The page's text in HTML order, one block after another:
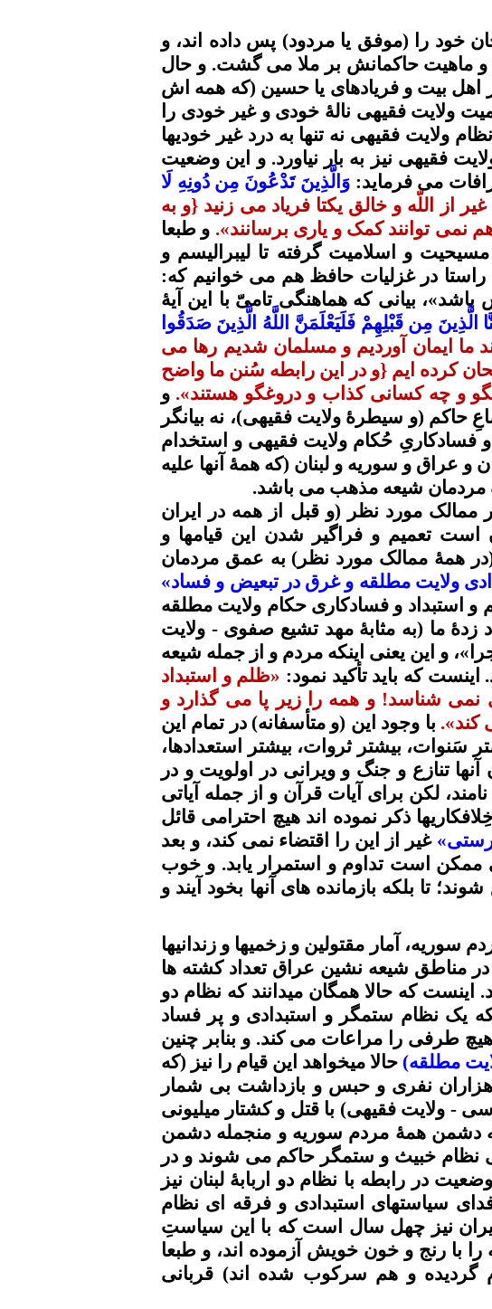
خود را (موفق یا مردود) پس داده اند، و
ماهیت حاکمانش بر ملا می گشت. و حال
بیت و فریادهای یا حسین (که همه اش
ولایتفقیهی نالۀ خودی و غیر خودی را
ولایت فقیهی نه تنها به درد غیر خودیها
فقیهی نیز به بار نیاورد. و این وضعیت
می فرماید: وَالَّذِينَ تَدْعُونَ مِن دُونِهِ لَا
غیر از اللّه و خالق یکتا فریاد می زنید {و به
نمی توانند کمک و یاری برسانند». و طبعا
و اسلامیت گرفته تا لیبرالیسم و
در غزلیات حافظهم می خوانیم که:
بیانی که هماهنگیتامیّ با این آیۀ
الَّذِينَ مِن قَبْلِهِمْ فَلَيَعْلَمَنَّ اللَّهُ الَّذِينَ صَدَقُوا
ما ايمان آورديم و مسلمان شديم رها می
کرده ایم {و در این رابطه سُنن ما واضح
و چه کسانى کذاب و دروغگو هستند». و
حاکم (و سیطرۀ ولایتفقیهی)، نه بیانگر
وفسادکاریِ حُکام ولایت فقیهی و استخدام
و عراق و سوریه و لبنان (که همۀ آنها علیه
مردمان شیعه مذهب می باشد.
ممالک مورد نظر (و قبل از همه در ایران
است تعمیم و فراگیر شدن اینقیامها و
(در همۀ ممالک مورد نظر) به عمق مردمان
ولایت مطلقه و غرق در تبعیض و فساد»
و استبداد و فسادکاری حکام ولایت مطلقه
زدۀ ما (به مثابۀ مهد تشیع صفوی - ولایت
و این یعنی اینکه مردم و از جمله شیعه
که باید تأکید نمود: «ظلم و استبداد
نمی شناسد! و همه را زیر پا می گذارد و
با وجود این (و متأسفانه)در تمام این
سَنوات، بیشتر ثروات، بیشتر
استعدادها،
آنها تنازع و جنگ و ویرانی در اولویت و در
لکن برای آیات قرآن و از جمله آیاتی
ذکر نموده اند هیچ احترامی قائل
غیر از این را اقتضاء نمی کند، و بعد
ممکن است تداوم و استمرار یابد. و خوب
تا بلکه بازمانده های آنها بخود آیند و
سوریه، آمار مقتولین و زخمیها و زندانیها
در مناطق شیعه نشین عراق تعداد کشته ها
. اینست که حالا همگان میدانند که نظام دو
یک نظام ستمگر و استبدادی و پر فساد
طرفی را مراعات می کند. و بنابر چنین
مطلقه) حالا میخواهد این قیام را نیز (که
نفری و حبس و بازداشت بی شمار
- ولایت فقیهی) با قتل و کشتار میلیونی
دشمن همۀ مردم سوریه و منجمله دشمن
نظام خبیث و ستمگر حاکم می شوند و در
در رابطه با نظام دو اربابۀ لبنان نیز
فدای سیاستهای استبدادی و فرقه ای نظام
نیز چهل سال است که با این سیاستِ
با رنج و خون خویش آزموده اند، و طبعا
گردیده و هم سرکوب شده اند) قربانی